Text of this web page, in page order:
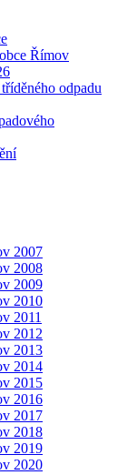
Římov
odpadu
2007
2008
2009
2010
2011
2012
2013
2014
2015
2016
2017
2018
2019
2020